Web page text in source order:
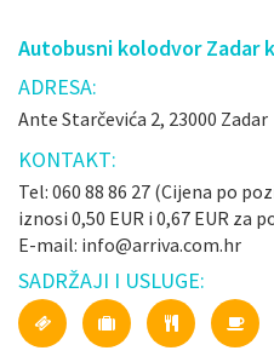
Autobusni kolodvor Zadar
ADRESA:
Ante Starčevića 2, 23000 Zadar
KONTAKT:
Tel: 060 88 86 27 (Cijena po
iznosi 0,50 EUR i 0,67 EUR za
E-mail: info@arriva.com.hr
SADRŽAJI I USLUGE: